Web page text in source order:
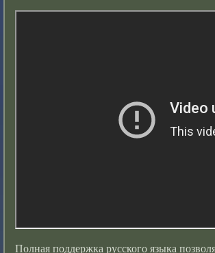
Полная поддержка русского языка